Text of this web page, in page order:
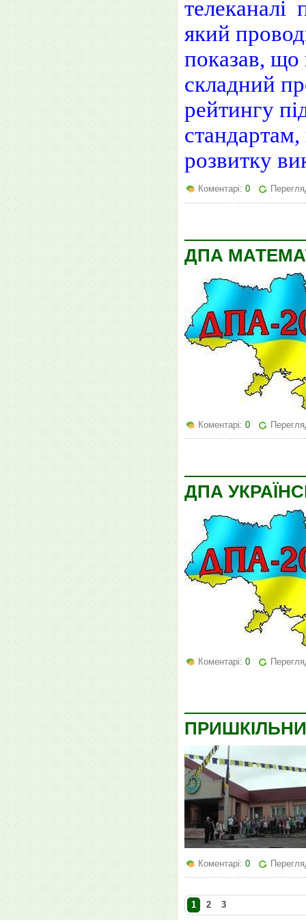
телеканалі
який
показав, що
складний
рейтингу
розвитку
Коментарі: 0
ДПА
Коментарі: 0
ДПА
Коментарі: 0
Коментарі: 0
1 2 3